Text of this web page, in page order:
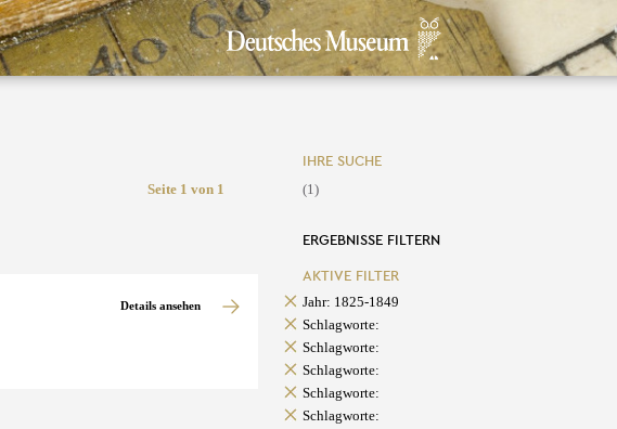
Seite 1 von 1
Details ansehen
IHRE SUCHE
(1)
ERGEBNISSE FILTERN
AKTIVE FILTER
Jahr: 1825-1849
Schlagworte:
Schlagworte:
Schlagworte:
Schlagworte:
Schlagworte: